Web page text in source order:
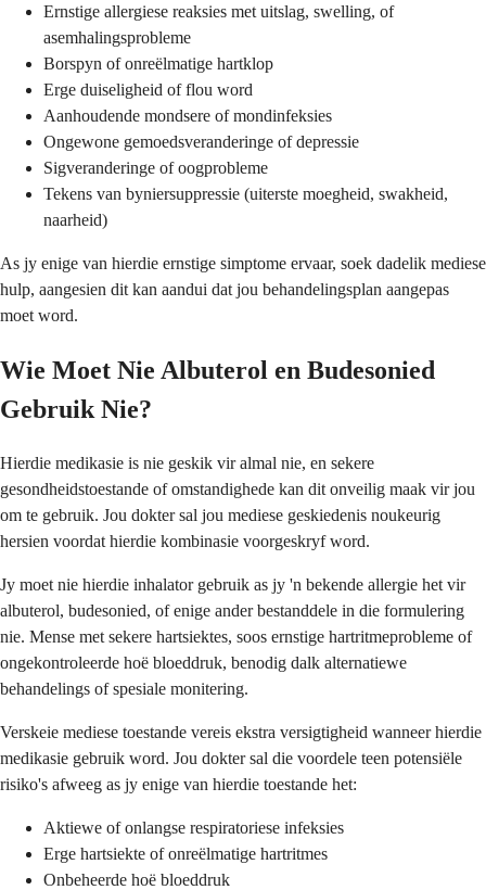
Ernstige allergiese reaksies met uitslag, swelling, of
asemhalingsprobleme
Borspyn of onreëlmatige hartklop
Erge duiseligheid of flou word
Aanhoudende mondsere of mondinfeksies
Ongewone gemoedsveranderinge of depressie
Sigveranderinge of oogprobleme
Tekens van byniersuppressie (uiterste moegheid, swakheid,
naarheid)
As jy enige van hierdie ernstige simptome ervaar, soek dadelik mediese
hulp, aangesien dit kan aandui dat jou behandelingsplan aangepas
moet word.
Wie Moet Nie Albuterol en Budesonied
Gebruik Nie?
Hierdie medikasie is nie geskik vir almal nie, en sekere
gesondheidstoestande of omstandighede kan dit onveilig maak vir jou
om te gebruik. Jou dokter sal jou mediese geskiedenis noukeurig
hersien voordat hierdie kombinasie voorgeskryf word.
Jy moet nie hierdie inhalator gebruik as jy 'n bekende allergie het vir
albuterol, budesonied, of enige ander bestanddele in die formulering
nie. Mense met sekere hartsiektes, soos ernstige hartritmeprobleme of
ongekontroleerde hoë bloeddruk, benodig dalk alternatiewe
behandelings of spesiale monitering.
Verskeie mediese toestande vereis ekstra versigtigheid wanneer hierdie
medikasie gebruik word. Jou dokter sal die voordele teen potensiële
risiko's afweeg as jy enige van hierdie toestande het:
Aktiewe of onlangse respiratoriese infeksies
Erge hartsiekte of onreëlmatige hartritmes
Onbeheerde hoë bloeddruk